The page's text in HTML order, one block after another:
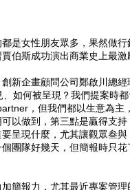
是女性朋友眾多，果然做
伯斯成功演出商業史上最激
新企畫顧問公司鄭啟川總
如何被呈現？我們提案時
，但我們都以生意為
以做到，第三點是贏得支
呈現什麼，尤其讓觀眾叁
團隊好幾天，但簡報時只
簡報力，尤其最近專案管